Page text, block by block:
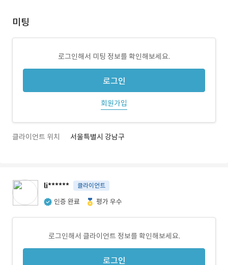
미팅
로그인해서 미팅 정보를 확인해보세요.
로그인
회원가입
클라이언트 위치 서울특별시 강남구
li****** 클라이언트
인증 완료 평가 우수
로그인해서 클라이언트 정보를 확인해보세요.
로그인